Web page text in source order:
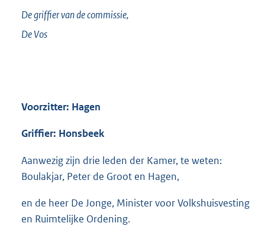
De griffier van de commissie,
De Vos
Voorzitter: Hagen
Griffier: Honsbeek
Aanwezig zijn drie leden der Kamer, te weten:
Boulakjar, Peter de Groot en Hagen,
en de heer De Jonge, Minister voor Volkshuisvesting
en Ruimtelijke Ordening.